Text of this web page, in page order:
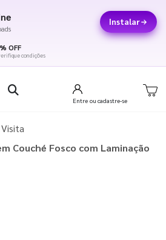
Instalar
OFF
condições
Entre ou cadastre-se
Couché Fosco com Laminação